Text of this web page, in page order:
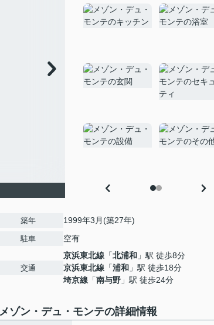
築年 1999年3月(築27年)
駐車 空有
交通
京浜東北線 「北浦和 」駅 徒歩8分
京浜東北線 「浦和 」駅 徒歩18分
埼京線 「南与野 」駅 徒歩24分
メゾン・デュ・モンテの詳細情報